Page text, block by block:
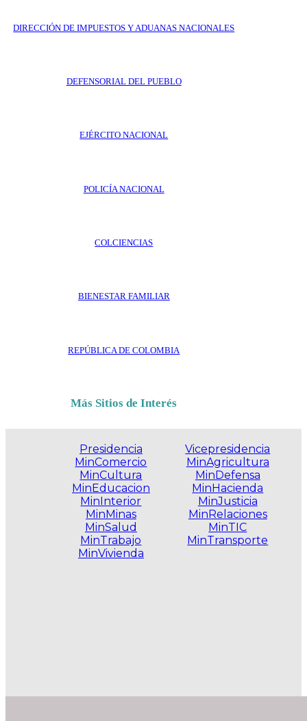
DIRECCIÓN DE IMPUESTOS Y ADUANAS NACIONALES
DEFENSORIAL DEL PUEBLO
EJÉRCITO NACIONAL
POLICÍA NACIONAL
COLCIENCIAS
BIENESTAR FAMILIAR
REPÚBLICA DE COLOMBIA
Más Sitios de Interés
Presidencia
MinComercio
MinCultura
MinEducacion
MinInterior
MinMinas
MinSalud
MinTrabajo
MinVivienda
Vicepresidencia
MinAgricultura
MinDefensa
MinHacienda
MinJusticia
MinRelaciones
MinTIC
MinTransporte